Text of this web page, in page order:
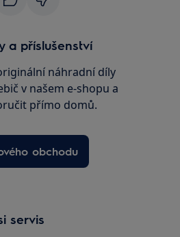
a příslušenství
náhradní díly
v našem e-shopu a
přímo domů.
obchodu
servis